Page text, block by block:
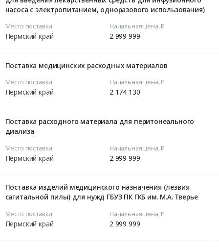
насоса с электропитанием, одноразового использования)
Место поставки
Пермский край
Начальная цена, ₽
2 999 999
Поставка медицинских расходных материалов
Место поставки
Пермский край
Начальная цена, ₽
2 174 130
Поставка расходного материала для перитонеального
диализа
Место поставки
Пермский край
Начальная цена, ₽
2 999 999
Поставка изделий медицинского назначения (лезвия
сагитальной пилы) для нужд ГБУЗ ПК ГКБ им. М.А. Тверье
Место поставки
Пермский край
Начальная цена, ₽
2 999 999